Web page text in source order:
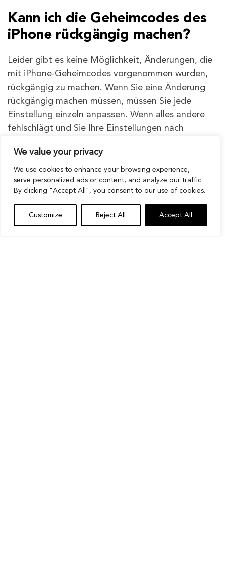
We value your privacy
We use cookies to enhance your browsing experience,
serve personalized ads or content, and analyze our traffic.
By clicking "Accept All", you consent to our use of cookies.
Customize Reject All Accept All
Kann ich die Geheimcodes des
iPhone rückgängig machen?
Leider gibt es keine Möglichkeit, Änderungen, die
mit iPhone-Geheimcodes vorgenommen wurden,
rückgängig zu machen. Wenn Sie eine Änderung
rückgängig machen müssen, müssen Sie jede
Einstellung einzeln anpassen. Wenn alles andere
fehlschlägt und Sie Ihre Einstellungen nach
können, ist ein Zurücksetzen Ihres iPhones auf die
Werkseinstellungen normalerweise die beste
Lösung, um alles in den ursprünglichen Zustand
zurückzusetzen.
So setzen Sie ein iPhone auf die